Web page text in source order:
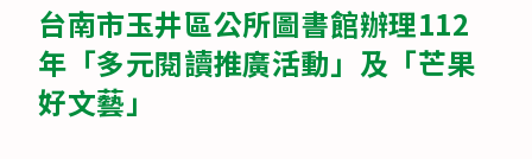
台南市玉井區公所圖書館辦理112
年「多元閱讀推廣活動」及「芒果
好文藝」